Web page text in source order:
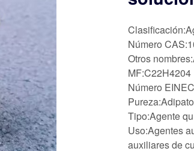
Número
Otros
MF:C22H4204
Número
Tipo:Agente
Uso:Agentes
auxiliares de